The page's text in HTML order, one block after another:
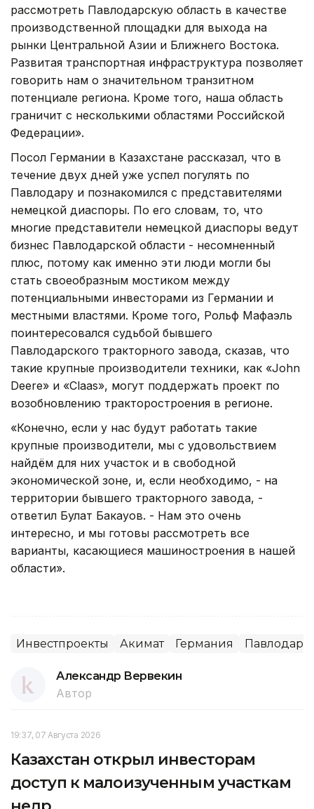
рассмотреть Павлодарскую область в качестве
производственной площадки для выхода на
рынки Центральной Азии и Ближнего Востока.
Развитая транспортная инфраструктура позволяет
говорить нам о значительном транзитном
потенциале региона. Кроме того, наша область
граничит с несколькими областями Российской
Федерации».
Посол Германии в Казахстане рассказал, что в
течение двух дней уже успел погулять по
Павлодару и познакомился с представителями
немецкой диаспоры. По его словам, то, что
многие представители немецкой диаспоры ведут
бизнес Павлодарской области - несомненный
плюс, потому как именно эти люди могли бы
стать своеобразным мостиком между
потенциальными инвесторами из Германии и
местными властями. Кроме того, Рольф Мафаэль
поинтересовался судьбой бывшего
Павлодарского тракторного завода, сказав, что
такие крупные производители техники, как «John
Deere» и «Claas», могут поддержать проект по
возобновлению тракторостроения в регионе.
«Конечно, если у нас будут работать такие
крупные производители, мы с удовольствием
найдём для них участок и в свободной
экономической зоне, и, если необходимо, - на
территории бывшего тракторного завода, -
ответил Булат Бакауов. - Нам это очень
интересно, и мы готовы рассмотреть все
варианты, касающиеся машиностроения в нашей
области».
Инвестпроекты Акимат Германия
Александр Вервекин
Автор
19:37, 07 Августа 2026
Казахстан открыл инвесторам
доступ к малоизученным участкам